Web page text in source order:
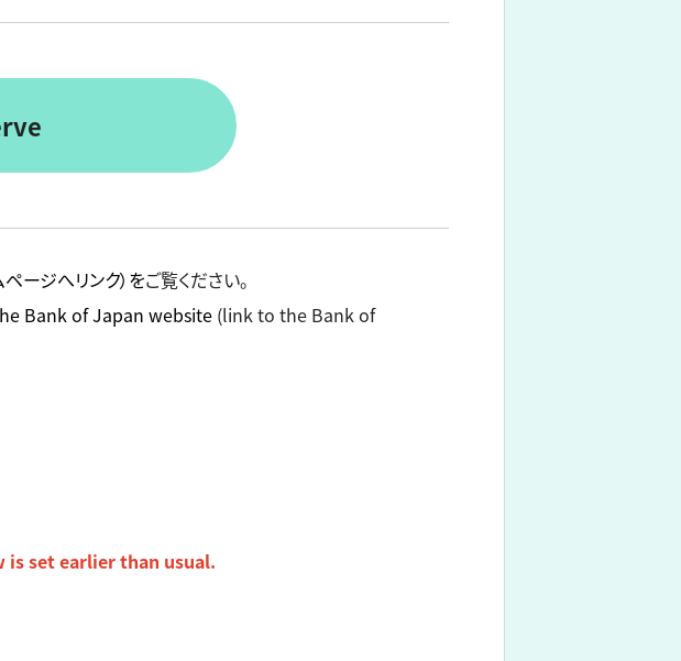
ージへリンク）をご覧ください。
Bank of Japan website (link to the Bank of
set earlier than usual.